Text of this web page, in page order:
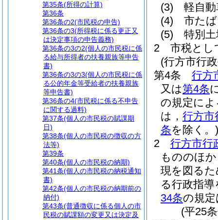
(3)
軽自
(4)
市た
(5)
特別
2
市税とし
(行方市行
第4条
行方
又は第4条
の規定に
は， 行方市
条を除く。)
2
行方市行
もののほ
現を図る
る行政指
34条の規
(平25
第35条(所得の計算)
第36条
第36条の2(市民税の申告)
第36条の3(所得税に係る更正又
は決定事項の申告義務)
第36条の3の2(個人の市民税に係
る給与所得者の扶養親族等申告
書)
第36条の3の3(個人の市民税に係
る公的年金等受給者の扶養親族
等申告書)
第36条の4(市民税に係る不申告
に関する過料)
第37条(個人の市民税の賦課期
日)
第38条(個人の市民税の徴収の方
法等)
第39条
第40条(個人の市民税の納期)
第41条(個人の市民税の納税通知
書)
第42条(個人の市民税の納期前の
納付)
第43条(普通徴収に係る個人の市
民税の賦課額の変更又は決定及